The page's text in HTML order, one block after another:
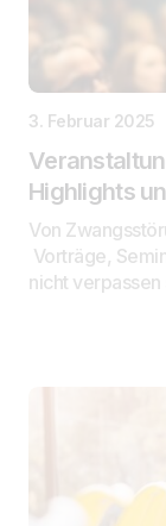
3. Februar 2025
Highlights
Von
Vorträge,
nicht verpassen